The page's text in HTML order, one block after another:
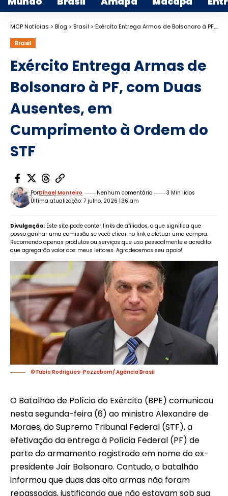
MCP Notícias > Blog > Brasil > Exército Entrega Armas de Bolsonaro à PF, com Duas Ausentes, em Cumprimento à Ordem do STF
Brasil
Exército Entrega Armas de
Bolsonaro à PF, com Duas
Ausentes, em
Cumprimento à Ordem do
STF
Última atualização: 7 julho, 2026 1:36 am
PorDinael Monteiro Nenhum comentário 3 Min lidos
Divulgação: Este site pode conter links de afiliados, o que significa que
posso ganhar uma comissão se você clicar no link e efetuar uma compra.
Recomendo apenas produtos ou serviços que uso pessoalmente e acredito
que agregarão valor aos meus leitores. Agradecemos seu apoio!
© Fabio Rodrigues-Pozzebom/ Agência Brasil
O Batalhão de Polícia do Exército (BPE) comunicou
nesta segunda-feira (6) ao ministro Alexandre de
Moraes, do Supremo Tribunal Federal (STF), a
efetivação da entrega à Polícia Federal (PF) de
parte do armamento registrado em nome do ex-
presidente Jair Bolsonaro. Contudo, o batalhão
informou que duas das oito armas não foram
repassadas, justificando que não estavam sob sua